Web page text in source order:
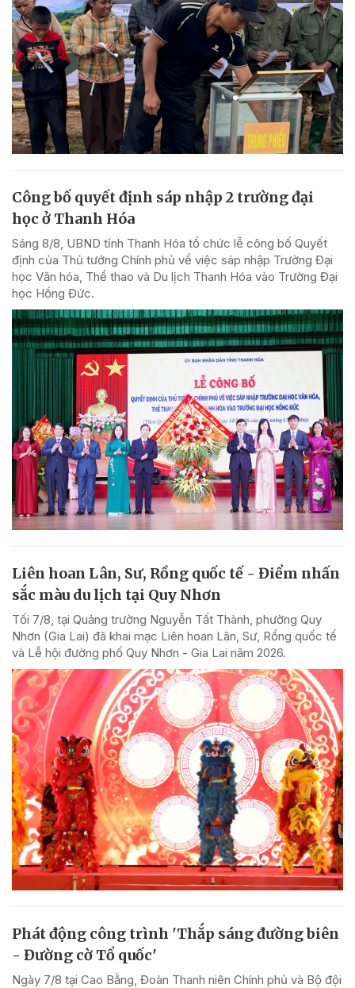
Công bố quyết định sáp nhập 2 trường đại
học ở Thanh Hóa
Sáng 8/8, UBND tỉnh Thanh Hóa tổ chức lễ công bố Quyết
định của Thủ tướng Chính phủ về việc sáp nhập Trường Đại
học Văn hóa, Thể thao và Du lịch Thanh Hóa vào Trường Đại
học Hồng Đức.
Liên hoan Lân, Sư, Rồng quốc tế - Điểm nhấn
sắc màu du lịch tại Quy Nhơn
Tối 7/8, tại Quảng trường Nguyễn Tất Thành, phường Quy
Nhơn (Gia Lai) đã khai mạc Liên hoan Lân, Sư, Rồng quốc tế
và Lễ hội đường phố Quy Nhơn - Gia Lai năm 2026.
Phát động công trình 'Thắp sáng đường biên
- Đường cờ Tổ quốc'
Ngày 7/8 tại Cao Bằng, Đoàn Thanh niên Chính phủ và Bộ đội